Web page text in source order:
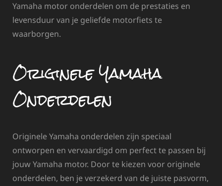
Yamaha motor onderdelen om de prestaties en
levensduur van je geliefde motorfiets te
waarborgen.
Originele Yamaha
Onderdelen
Originele Yamaha onderdelen zijn speciaal
ontworpen en vervaardigd om perfect te passen bij
jouw Yamaha motor. Door te kiezen voor originele
onderdelen, ben je verzekerd van de juiste pasvorm,